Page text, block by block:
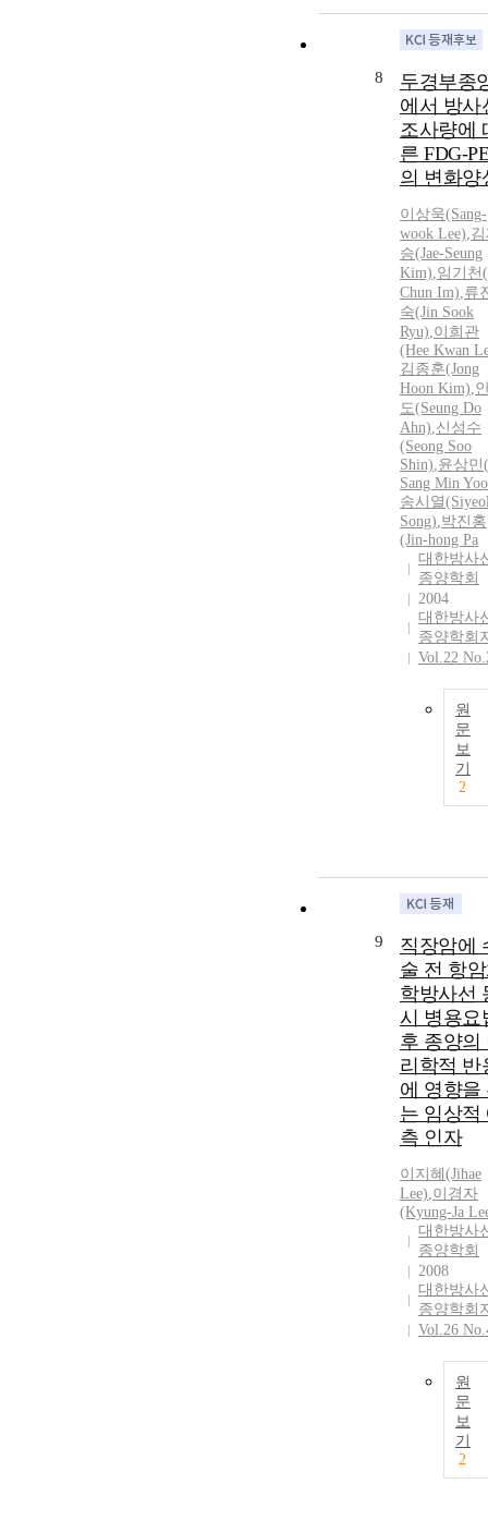
8
두경부종
에서 방사
조사량에
른 FDG-
의 변화양
이상욱(Sang-
wook Lee),
승(Jae-Seung
Kim),임기천
Chun Im),류
숙(Jin Sook
Ryu),이희관
(Hee Kwan
김종훈(Jong
Hoon Kim),
도(Seung Do
Ahn),신성수
(Seong Soo
Shin),윤상민(
Sang Min
송시열
Song),박진홍
(Jin-hong Pa
대한방사
종양학회
2004
대한방사
종양학회
Vol.22
원
문
보
기
2
9
직장암에
술 전 항
학방사선
시 병용요
후 종양의
리학적 반
에 영향을
는 임상적
측 인자
이지혜(Jihae
Lee),이경자
(Kyung-Ja
대한방사
종양학회
2008
대한방사
종양학회
Vol.26
원
문
보
기
2